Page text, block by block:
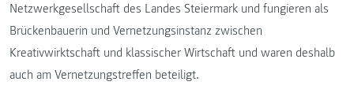
Netzwerkgesellschaft des Landes Steiermark und fungieren als
Brückenbauerin und Vernetzungsinstanz zwischen
Kreativwirktschaft und klassischer Wirtschaft und waren deshalb
auch am Vernetzungstreffen beteiligt.